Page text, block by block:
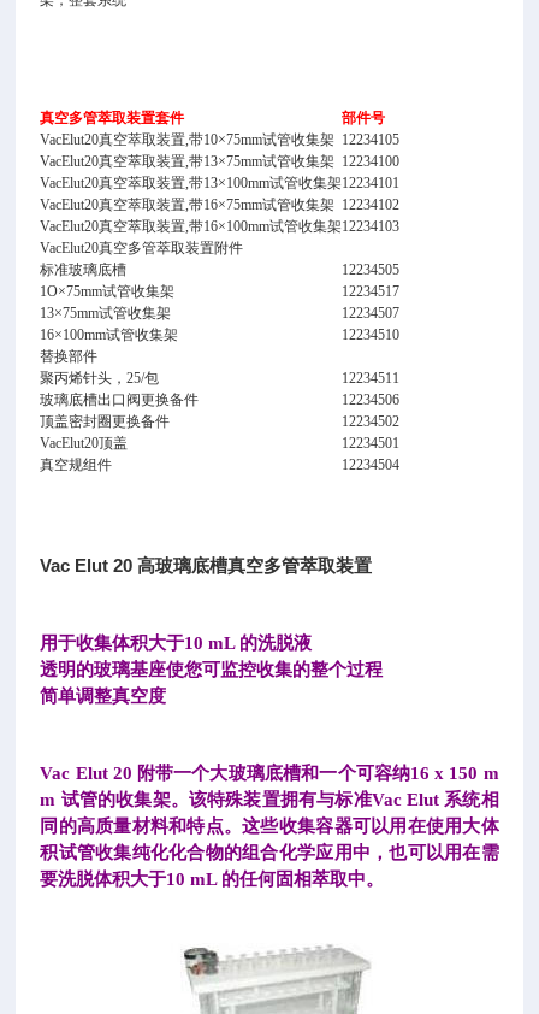
真空多管萃取装置套件
部件号
VacElut20真空萃取装置,带10×75mm试管收集架 12234105
VacElut20真空萃取装置,带13×75mm试管收集架 12234100
VacElut20真空萃取装置,带13×100mm试管收集架12234101
VacElut20真空萃取装置,带16×75mm试管收集架 12234102
VacElut20真空萃取装置,带16×100mm试管收集架12234103
VacElut20真空多管萃取装置附件
标准玻璃底槽
12234505
1O×75mm试管收集架
12234517
13×75mm试管收集架
12234507
16×100mm试管收集架
12234510
替换部件
聚丙烯针头，25/包
12234511
玻璃底槽出口阀更换备件
12234506
顶盖密封圈更换备件
12234502
VacElut20顶盖
12234501
真空规组件
12234504
Vac Elut 20 高玻璃底槽真空多管萃取装置
用于收集体积大于10 mL 的洗脱液
透明的玻璃基座使您可监控收集的整个过程
简单调整真空度
Vac Elut 20 附带一个大玻璃底槽和一个可容纳16 x 150 m
m 试管的收集架。该特殊装置拥有与标准Vac Elut 系统相
同的高质量材料和特点。这些收集容器可以用在使用大体
积试管收集纯化化合物的组合化学应用中，也可以用在需
要洗脱体积大于10 mL 的任何固相萃取中。